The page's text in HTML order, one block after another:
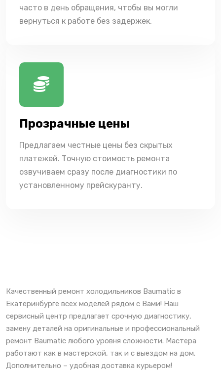
часто в день обращения, чтобы вы могли
вернуться к работе без задержек.
Прозрачные цены
Предлагаем честные цены без скрытых
платежей. Точную стоимость ремонта
озвучиваем сразу после диагностики по
установленному прейскуранту.
Качественный ремонт холодильников Baumatic в
Екатеринбурге всех моделей рядом с Вами! Наш
сервисный центр предлагает срочную диагностику,
замену деталей на оригинальные и профессиональный
ремонт Baumatic любого уровня сложности. Мастера
работают как в мастерской, так и с выездом на дом.
Дополнительно – удобная доставка курьером!